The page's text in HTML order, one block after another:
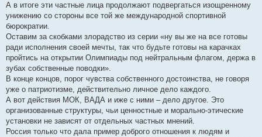
А в итоге эти частные лица продолжают подвергаться изощренному
унижению со стороны все той же международной спортивной
бюрократии.
Оставим за скобками злорадство из серии «ну вы же на все готовы
ради исполнения своей мечты, так что будьте готовы на карачках
пройтись на открытии Олимпиады под нейтральным флагом, держа в
зубах собственные поводки».
В конце концов, порог чувства собственного достоинства, не говоря
уже о патриотизме, действительно личное дело каждого.
А вот действия МОК, ВАДА и иже с ними – дело другое. Это
организованные структуры, чьи ценностные и морально-этические
установки не зависят от отдельных частных мнений.
Россия только что дала пример доброго отношения к людям и